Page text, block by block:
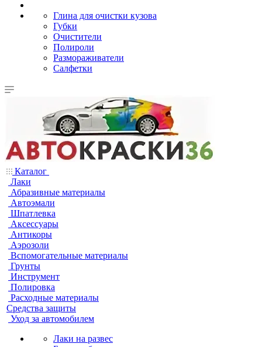
Глина для очистки кузова
Губки
Очистители
Полироли
Размораживатели
Салфетки
Каталог
Лаки
Абразивные материалы
Автоэмали
Шпатлевка
Аксессуары
Антикоры
Аэрозоли
Вспомогательные материалы
Грунты
Инструмент
Полировка
Расходные материалы
Средства защиты
Уход за автомобилем
Лаки на развес